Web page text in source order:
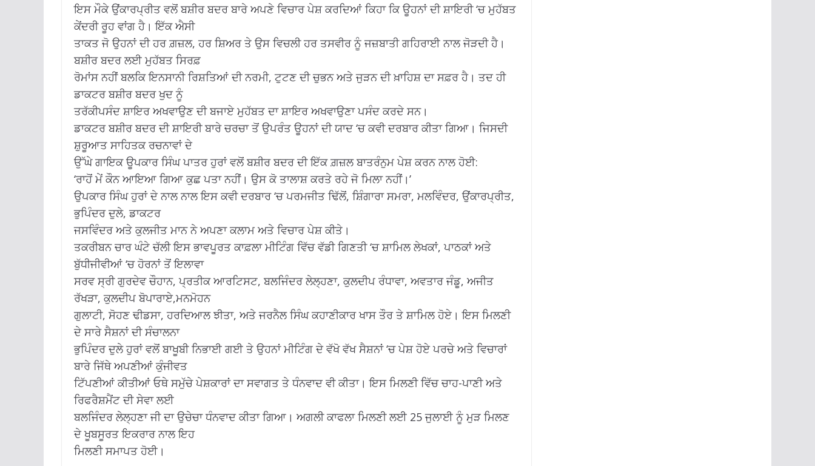
ਇਸ ਮੌਕੇ ਉਂਕਾਰਪ੍ਰੀਤ ਵਲੋਂ ਬਸ਼ੀਰ ਬਦਰ ਬਾਰੇ ਅਪਣੇ ਵਿਚਾਰ ਪੇਸ਼ ਕਰਦਿਆਂ ਕਿਹਾ ਕਿ ਊਹਨਾਂ ਦੀ ਸ਼ਾਇਰੀ ‘ਚ ਮੁਹੱਬਤ
ਕੇਂਦਰੀ ਰੂਹ ਵਾਂਗ ਹੈ। ਇੱਕ ਐਸੀ
ਤਾਕਤ ਜੋ ਉਹਨਾਂ ਦੀ ਹਰ ਗ਼ਜ਼ਲ, ਹਰ ਸ਼ਿਅਰ ਤੇ ਉਸ ਵਿਚਲੀ ਹਰ ਤਸਵੀਰ ਨੂੰ ਜਜ਼ਬਾਤੀ ਗਹਿਰਾਈ ਨਾਲ ਜੋੜਦੀ ਹੈ।
ਬਸ਼ੀਰ ਬਦਰ ਲਈ ਮੁਹੱਬਤ ਸਿਰਫ਼
ਰੋਮਾਂਸ ਨਹੀਂ ਬਲਕਿ ਇਨਸਾਨੀ ਰਿਸ਼ਤਿਆਂ ਦੀ ਨਰਮੀ, ਟੁਟਣ ਦੀ ਚੁਭਨ ਅਤੇ ਜੁੜਨ ਦੀ ਖ਼ਾਹਿਸ਼ ਦਾ ਸਫ਼ਰ ਹੈ। ਤਦ ਹੀ
ਡਾਕਟਰ ਬਸ਼ੀਰ ਬਦਰ ਖੁਦ ਨੂੰ
ਤਰੱਕੀਪਸੰਦ ਸ਼ਾਇਰ ਅਖਵਾਉਣ ਦੀ ਬਜਾਏ ਮੁਹੱਬਤ ਦਾ ਸ਼ਾਇਰ ਅਖਵਾਉਣਾ ਪਸੰਦ ਕਰਦੇ ਸਨ।
ਡਾਕਟਰ ਬਸ਼ੀਰ ਬਦਰ ਦੀ ਸ਼ਾਇਰੀ ਬਾਰੇ ਚਰਚਾ ਤੋਂ ਉਪਰੰਤ ਊਹਨਾਂ ਦੀ ਯਾਦ ‘ਚ ਕਵੀ ਦਰਬਾਰ ਕੀਤਾ ਗਿਆ। ਜਿਸਦੀ
ਸ਼ੁਰੂਆਤ ਸਾਹਿਤਕ ਰਚਨਾਵਾਂ ਦੇ
ਉੱਘੇ ਗਾਇਕ ਊਪਕਾਰ ਸਿੰਘ ਪਾਤਰ ਹੁਰਾਂ ਵਲੋਂ ਬਸ਼ੀਰ ਬਦਰ ਦੀ ਇੱਕ ਗ਼ਜ਼ਲ ਬਾਤਰੰਨੁਮ ਪੇਸ਼ ਕਰਨ ਨਾਲ ਹੋਈ:
‘ਰਾਹੋਂ ਮੇਂ ਕੌਨ ਆਇਆ ਗਿਆ ਕੁਛ ਪਤਾ ਨਹੀਂ। ਉਸ ਕੋ ਤਾਲਾਸ਼ ਕਰਤੇ ਰਹੇ ਜੋ ਮਿਲਾ ਨਹੀਂ।’
ਉਪਕਾਰ ਸਿੰਘ ਹੁਰਾਂ ਦੇ ਨਾਲ ਨਾਲ ਇਸ ਕਵੀ ਦਰਬਾਰ ‘ਚ ਪਰਮਜੀਤ ਢਿੱਲੋਂ, ਸ਼ਿੰਗਾਰਾ ਸਮਰਾ, ਮਲਵਿੰਦਰ, ਉਂਕਾਰਪ੍ਰੀਤ,
ਭੁਪਿੰਦਰ ਦੁਲੇ, ਡਾਕਟਰ
ਜਸਵਿੰਦਰ ਅਤੇ ਕੁਲਜੀਤ ਮਾਨ ਨੇ ਅਪਣਾ ਕਲਾਮ ਅਤੇ ਵਿਚਾਰ ਪੇਸ਼ ਕੀਤੇ।
ਤਕਰੀਬਨ ਚਾਰ ਘੰਟੇ ਚੱਲੀ ਇਸ ਭਾਵਪੂਰਤ ਕਾਫ਼ਲਾ ਮੀਟਿੰਗ ਵਿੱਚ ਵੱਡੀ ਗਿਣਤੀ ‘ਚ ਸ਼ਾਮਿਲ ਲੇਖਕਾਂ, ਪਾਠਕਾਂ ਅਤੇ
ਬੁੱਧੀਜੀਵੀਆਂ ‘ਚ ਹੋਰਨਾਂ ਤੋਂ ਇਲਾਵਾ
ਸਰਵ ਸ੍ਰੀ ਗੁਰਦੇਵ ਚੌਹਾਨ, ਪ੍ਰਤੀਕ ਆਰਟਿਸਟ, ਬਲਜਿੰਦਰ ਲੇਲ੍ਹਣਾ, ਕੁਲਦੀਪ ਰੰਧਾਵਾ, ਅਵਤਾਰ ਜੰਡੂ, ਅਜੀਤ
ਰੱਖੜਾ, ਕੁਲਦੀਪ ਬੋਪਾਰਾਏ,ਮਨਮੋਹਨ
ਗੁਲਾਟੀ, ਸੋਹਣ ਢੀਡਸਾ, ਹਰਦਿਆਲ ਝੀਤਾ, ਅਤੇ ਜਰਨੈਲ ਸਿੰਘ ਕਹਾਣੀਕਾਰ ਖਾਸ ਤੌਰ ਤੇ ਸ਼ਾਮਿਲ ਹੋਏ। ਇਸ ਮਿਲਣੀ
ਦੇ ਸਾਰੇ ਸੈਸ਼ਨਾਂ ਦੀ ਸੰਚਾਲਨਾ
ਭੁਪਿੰਦਰ ਦੁਲੇ ਹੁਰਾਂ ਵਲੋਂ ਬਾਖੂਬੀ ਨਿਭਾਈ ਗਈ ਤੇ ਉਹਨਾਂ ਮੀਟਿੰਗ ਦੇ ਵੱਖੋ ਵੱਖ ਸੈਸ਼ਨਾਂ ‘ਚ ਪੇਸ਼ ਹੋਏ ਪਰਚੇ ਅਤੇ ਵਿਚਾਰਾਂ
ਬਾਰੇ ਜਿੱਥੇ ਅਪਣੀਆਂ ਕੁੰਜੀਵਤ
ਟਿੱਪਣੀਆਂ ਕੀਤੀਆਂ ਓਥੇ ਸਮੁੱਚੇ ਪੇਸ਼ਕਾਰਾਂ ਦਾ ਸਵਾਗਤ ਤੇ ਧੰਨਵਾਦ ਵੀ ਕੀਤਾ। ਇਸ ਮਿਲਣੀ ਵਿੱਚ ਚਾਹ-ਪਾਣੀ ਅਤੇ
ਰਿਫਰੈਸ਼ਮੈਂਟ ਦੀ ਸੇਵਾ ਲਈ
ਬਲਜਿੰਦਰ ਲੇਲ੍ਹਣਾ ਜੀ ਦਾ ਉਚੇਚਾ ਧੰਨਵਾਦ ਕੀਤਾ ਗਿਆ। ਅਗਲੀ ਕਾਫਲਾ ਮਿਲਣੀ ਲਈ 25 ਜੁਲਾਈ ਨੂੰ ਮੁੜ ਮਿਲਣ
ਦੇ ਖੂਬਸੂਰਤ ਇਕਰਾਰ ਨਾਲ ਇਹ
ਮਿਲਣੀ ਸਮਾਪਤ ਹੋਈ।